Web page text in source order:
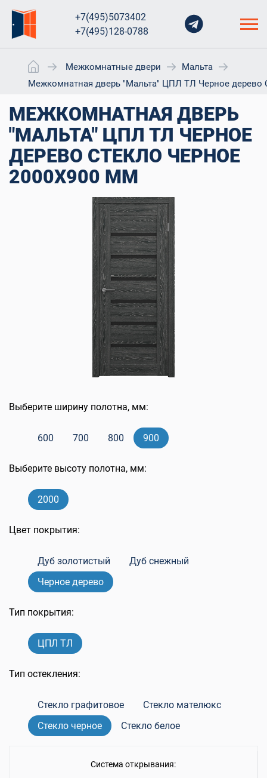
+7(495)5073402
+7(495)128-0788
Межкомнатные двери
Мальта
Межкомнатная дверь "Мальта" ЦПЛ ТЛ Черное дерево
МЕЖКОМНАТНАЯ ДВЕРЬ
"МАЛЬТА" ЦПЛ ТЛ ЧЕРНОЕ
ДЕРЕВО СТЕКЛО ЧЕРНОЕ
2000X900 ММ
Выберите ширину полотна, мм:
600 700 800 900
Выберите высоту полотна, мм:
2000
Цвет покрытия:
Дуб золотистый
Дуб снежный
Черное дерево
Тип покрытия:
ЦПЛ ТЛ
Тип остекления:
Стекло графитовое
Стекло мателюкс
Стекло черное
Стекло белое
Система открывания: